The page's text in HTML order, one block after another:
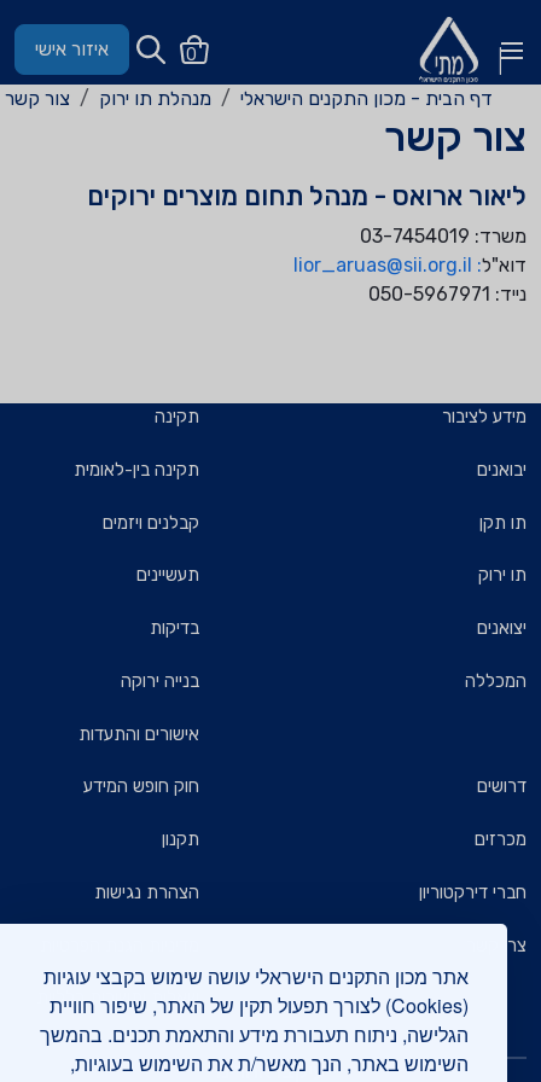
אתר מכון התקנים הישראלי עושה שימוש בקבצי עוגיות
(Cookies) לצורך תפעול תקין של האתר, שיפור חוויית
הגלישה, ניתוח תעבורת מידע והתאמת תכנים. בהמשך
השימוש באתר, הנך מאשר/ת את השימוש בעוגיות,
0 איזור אישי
דף הבית - מכון התקנים הישראלי מנהלת תו ירוק צור קשר
צור קשר
ליאור ארואס - מנהל תחום מוצרים ירוקים
משרד: 03-7454019
דוא"ל: lior_aruas@sii.org.il
נייד: 050-5967971
מידע לציבור
יבואנים
תו תקן
תו ירוק
יצואנים
המכללה
תקינה
תקינה בין-לאומית
קבלנים ויזמים
תעשיינים
בדיקות
בנייה ירוקה
אישורים והתעדות
דרושים
מכרזים
חברי דירקטוריון
צרו קשר
חוק חופש המידע
תקנון
הצהרת נגישות
שאלות ותשובות כלליות
עיקבו אחרינו